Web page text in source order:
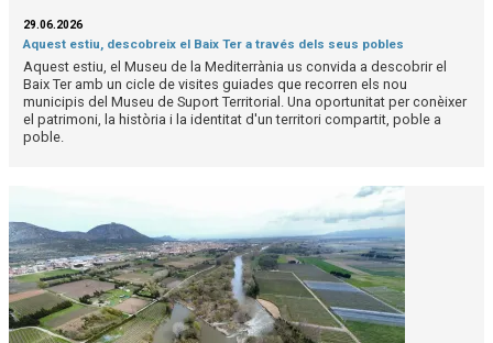
29.06.2026
Aquest estiu, descobreix el Baix Ter a través dels seus pobles
Aquest estiu, el Museu de la Mediterrània us convida a descobrir el
Baix Ter amb un cicle de visites guiades que recorren els nou
municipis del Museu de Suport Territorial. Una oportunitat per conèixer
el patrimoni, la història i la identitat d'un territori compartit, poble a
poble.